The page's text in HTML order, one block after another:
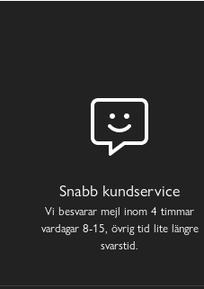
Snabb kundservice
Vi besvarar mejl inom 4 timmar
vardagar 8-15, övrig tid lite längre
svarstid.